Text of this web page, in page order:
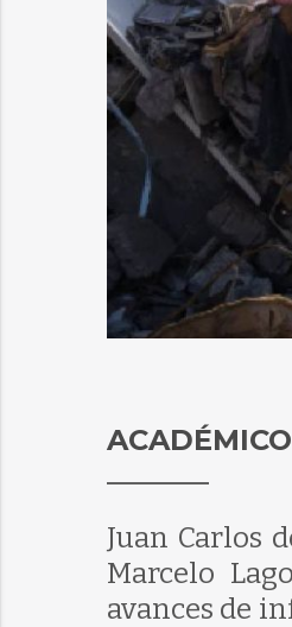
Juan Carlos
Marcelo
avances de